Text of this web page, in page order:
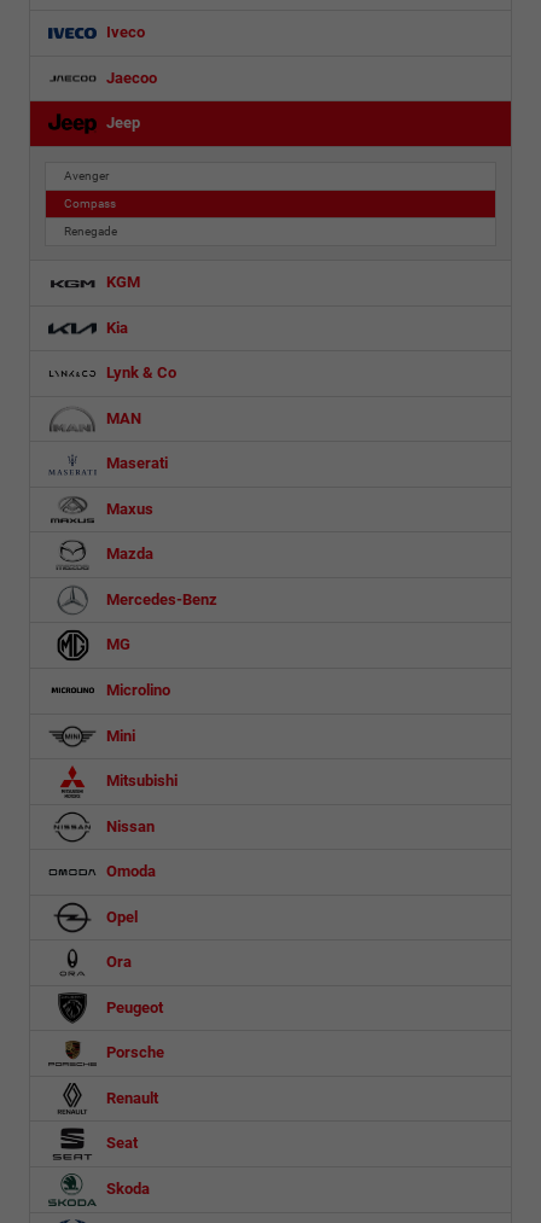
Iveco
Jaecoo
Jeep
Avenger
Compass
Renegade
KGM
Kia
Lynk & Co
MAN
Maserati
Maxus
Mazda
Mercedes-Benz
MG
Microlino
Mini
Mitsubishi
Nissan
Omoda
Opel
Ora
Peugeot
Porsche
Renault
Seat
Skoda